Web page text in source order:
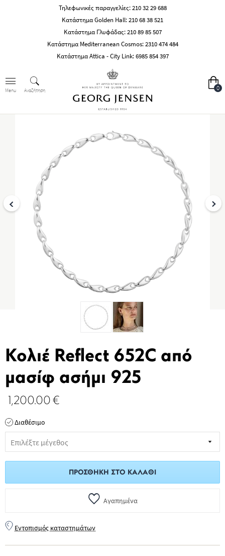
Τηλεφωνικές παραγγελίες:210 32 29 688
Κατάστημα Golden Hall:210 68 38 521
Κατάστημα Γλυφάδας:210 89 85 507
Κατάστημα Mediterranean Cosmos:2310 474 484
Κατάστημα Attica - City Link:6985 854 397
Menu Αναζήτηση 0
Κολιέ Reflect 652C από
μασίφ ασήμι 925
1,200.00 €
Διαθέσιμο
ΠΡΟΣΘΉΚΗ ΣΤΟ ΚΑΛΆΘΙ
Αγαπημένα
Εντοπισμός καταστημάτων